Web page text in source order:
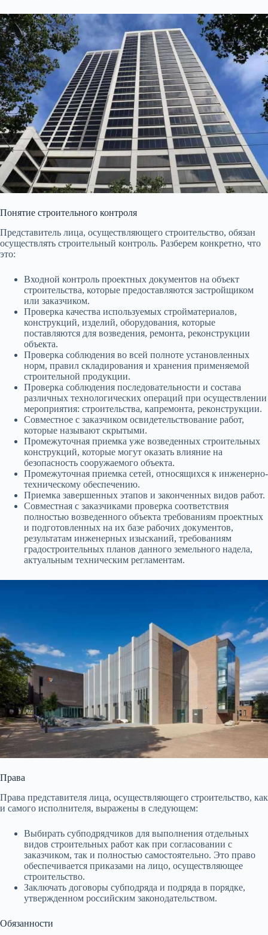
Понятие строительного контроля
Представитель лица, осуществляющего строительство, обязан
осуществлять строительный контроль. Разберем конкретно, что
это:
Входной контроль проектных документов на объект
строительства, которые предоставляются застройщиком
или заказчиком.
Проверка качества используемых стройматериалов,
конструкций, изделий, оборудования, которые
поставляются для возведения, ремонта, реконструкции
объекта.
Проверка соблюдения во всей полноте установленных
норм, правил складирования и хранения применяемой
строительной продукции.
Проверка соблюдения последовательности и состава
различных технологических операций при осуществлении
мероприятия: строительства, капремонта, реконструкции.
Совместное с заказчиком освидетельствование работ,
которые называют скрытыми.
Промежуточная приемка уже возведенных строительных
конструкций, которые могут оказать влияние на
безопасность сооружаемого объекта.
Промежуточная приемка сетей, относящихся к инженерно-
техническому обеспечению.
Приемка завершенных этапов и законченных видов работ.
Совместная с заказчиками проверка соответствия
полностью возведенного объекта требованиям проектных
и подготовленных на их базе рабочих документов,
результатам инженерных изысканий, требованиям
градостроительных планов данного земельного надела,
актуальным техническим регламентам.
Права
Права представителя лица, осуществляющего строительство, как
и самого исполнителя, выражены в следующем:
Выбирать субподрядчиков для выполнения отдельных
видов строительных работ как при согласовании с
заказчиком, так и полностью самостоятельно. Это право
обеспечивается приказами на лицо, осуществляющее
строительство.
Заключать договоры субподряда и подряда в порядке,
утвержденном российским законодательством.
Обязанности